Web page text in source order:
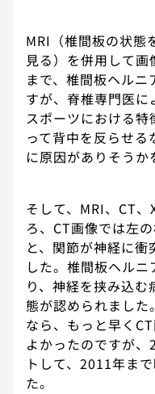
MRI（椎間板の状態
見る）を併用して
まで、椎間板ヘル
すが、脊椎専門医に
スポーツにおける
って背中を反らせる
に原因がありそうか
そして、MRI、CT
ろ、CT画像では左
と、関節が神経に
した。椎間板ヘル
り、神経を挟み込
態が認められました
なら、もっと早く
よかったのですが
トして、2011年ま
た。